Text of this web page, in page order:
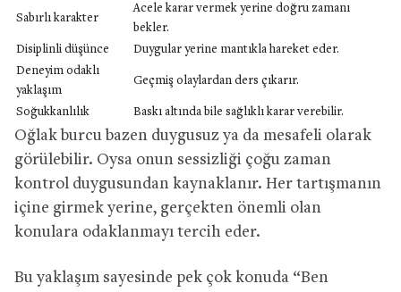
Sabırlı karakter
Acele karar vermek yerine doğru zamanı
bekler.
Disiplinli düşünce
Duygular yerine mantıkla hareket eder.
Deneyim odaklı
yaklaşım
Geçmiş olaylardan ders çıkarır.
Soğukkanlılık Baskı altında bile sağlıklı karar verebilir.
Oğlak burcu bazen duygusuz ya da mesafeli olarak
görülebilir. Oysa onun sessizliği çoğu zaman
kontrol duygusundan kaynaklanır. Her tartışmanın
içine girmek yerine, gerçekten önemli olan
konulara odaklanmayı tercih eder.
Bu yaklaşım sayesinde pek çok konuda “Ben